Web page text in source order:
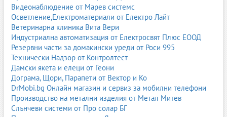
коридори
училища
офиси
търговски обекти
3. Силиконови интериорни бои
Силиконовите бои са изключително устойчиви на влага и
мухъл. Те „дишат“, което ги прави идеални за кухни, бани и
помещения с висока влажност.
4. Бои за влажни помещения
Видеонаблюдение от Марев системс
Осветление,Електроматериали от Електро Лайт
Ветеринарна клиника Вита Вери
Индустриална автоматизация от Електросвят Плюс ЕООД
Резервни части за домакински уреди от Роси 995
Технически Надзор от Контролтест
Дамски якета и елеци от Геони
Дограма, Щори, Парапети от Вектор и Ко
DrMobi.bg Онлайн магазин и сервиз за мобилни телефони
Производство на метални изделия от Метал Митев
Слънчеви системи от Про солар БГ